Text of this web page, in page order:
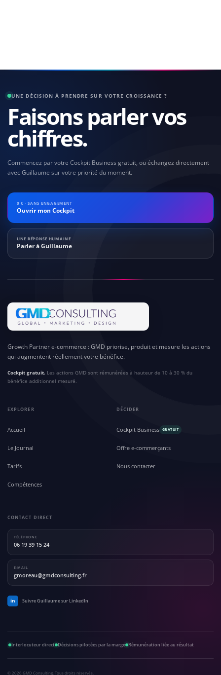
UNE DÉCISION À PRENDRE SUR VOTRE CROISSANCE ?
Faisons parler vos
chiffres.
Commencez par votre Cockpit Business gratuit, ou échangez directement
avec Guillaume sur votre priorité du moment.
0 € · SANS ENGAGEMENT
Ouvrir mon Cockpit
UNE RÉPONSE HUMAINE
Parler à Guillaume
Growth Partner e-commerce : GMD priorise, produit et mesure les actions
qui augmentent réellement votre bénéfice.
Cockpit gratuit. Les actions GMD sont rémunérées à hauteur de 10 à 30 % du
bénéfice additionnel mesuré.
EXPLORER
Accueil
Le Journal
Tarifs
Compétences
DÉCIDER
Cockpit Business GRATUIT
Offre e-commerçants
Nous contacter
CONTACT DIRECT
TÉLÉPHONE
06 19 39 15 24
E-MAIL
gmoreau@gmdconsulting.fr
in Suivre Guillaume sur LinkedIn
Interlocuteur direct Décisions pilotées par la marge Rémunération liée au résultat
© 2026 GMD Consulting. Tous droits réservés.